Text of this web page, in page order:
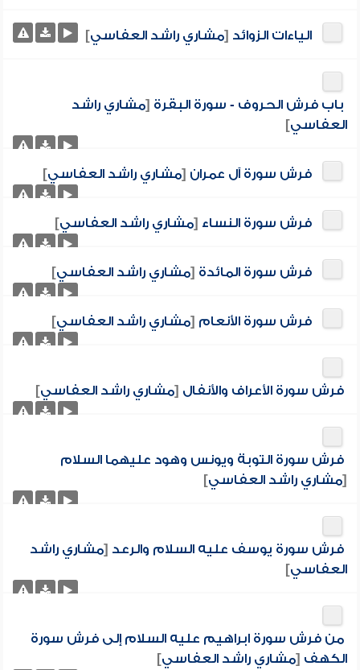
الياءات الزوائد [مشاري راشد العفاسي]
باب فرش الحروف - سورة البقرة [مشاري راشد
العفاسي]
فرش سورة آل عمران [مشاري راشد العفاسي]
فرش سورة النساء [مشاري راشد العفاسي]
فرش سورة المائدة [مشاري راشد العفاسي]
فرش سورة الأنعام [مشاري راشد العفاسي]
فرش سورة الأعراف والأنفال [مشاري راشد العفاسي]
فرش سورة التوبة ويونس وهود عليهما السلام
[مشاري راشد العفاسي]
فرش سورة يوسف عليه السلام والرعد [مشاري راشد
العفاسي]
من فرش سورة ابراهيم عليه السلام إلى فرش سورة
الكهف [مشاري راشد العفاسي]